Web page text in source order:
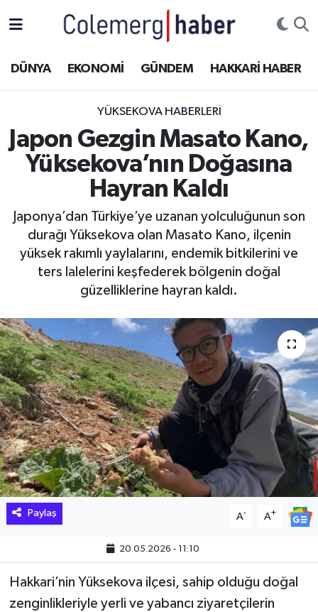
DÜNYA EKONOMİ GÜNDEM HAKKARİ HABER
YÜKSEKOVA HABERLERI
Japon Gezgin Masato Kano,
Yüksekova’nın Doğasına
Hayran Kaldı
Japonya’dan Türkiye’ye uzanan yolculuğunun son
durağı Yüksekova olan Masato Kano, ilçenin
yüksek rakımlı yaylalarını, endemik bitkilerini ve
ters lalelerini keşfederek bölgenin doğal
güzelliklerine hayran kaldı.
Paylaş A- A+
20.05.2026 - 11:10
Hakkari’nin Yüksekova ilçesi, sahip olduğu doğal
zenginlikleriyle yerli ve yabancı ziyaretçilerin
ASAYİŞ
DOĞA
EĞİTİM
EKONOMİ
Hakkari Haber
İLGİNÇ HABERLER
KADIN
KÜLTÜR SANAT
MAGAZİN
MAKALE
POLİTİKA
REKLAM
Hakkâri Hava Durumu
Hakkari Namaz Vakitleri
Hakkâri Trafik Yoğunluk Haritası
Süper Lig Puan Durumu ve Fikstür
Tüm Manşetler
Son Dakika Haberleri